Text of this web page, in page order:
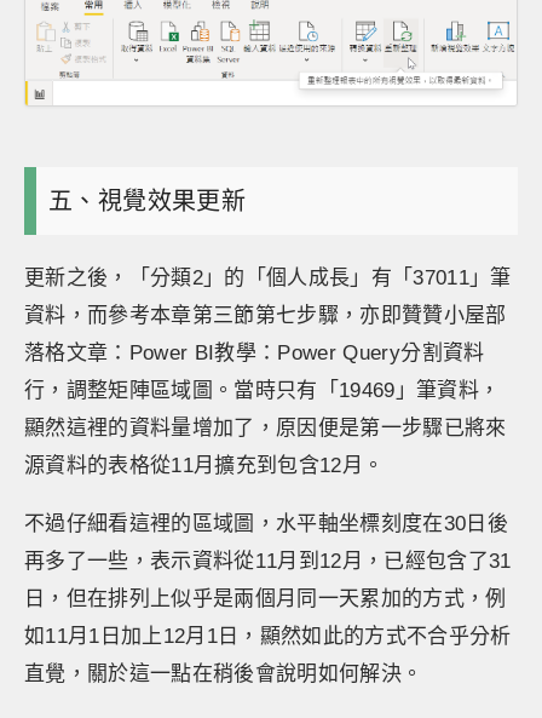
五、視覺效果更新
更新之後，「分類2」的「個人成長」有「37011」筆
資料，而參考本章第三節第七步驟，亦即贊贊小屋部
落格文章：Power BI教學：Power Query分割資料
行，調整矩陣區域圖。當時只有「19469」筆資料，
顯然這裡的資料量增加了，原因便是第一步驟已將來
源資料的表格從11月擴充到包含12月。
不過仔細看這裡的區域圖，水平軸坐標刻度在30日後
再多了一些，表示資料從11月到12月，已經包含了31
日，但在排列上似乎是兩個月同一天累加的方式，例
如11月1日加上12月1日，顯然如此的方式不合乎分析
直覺，關於這一點在稍後會說明如何解決。